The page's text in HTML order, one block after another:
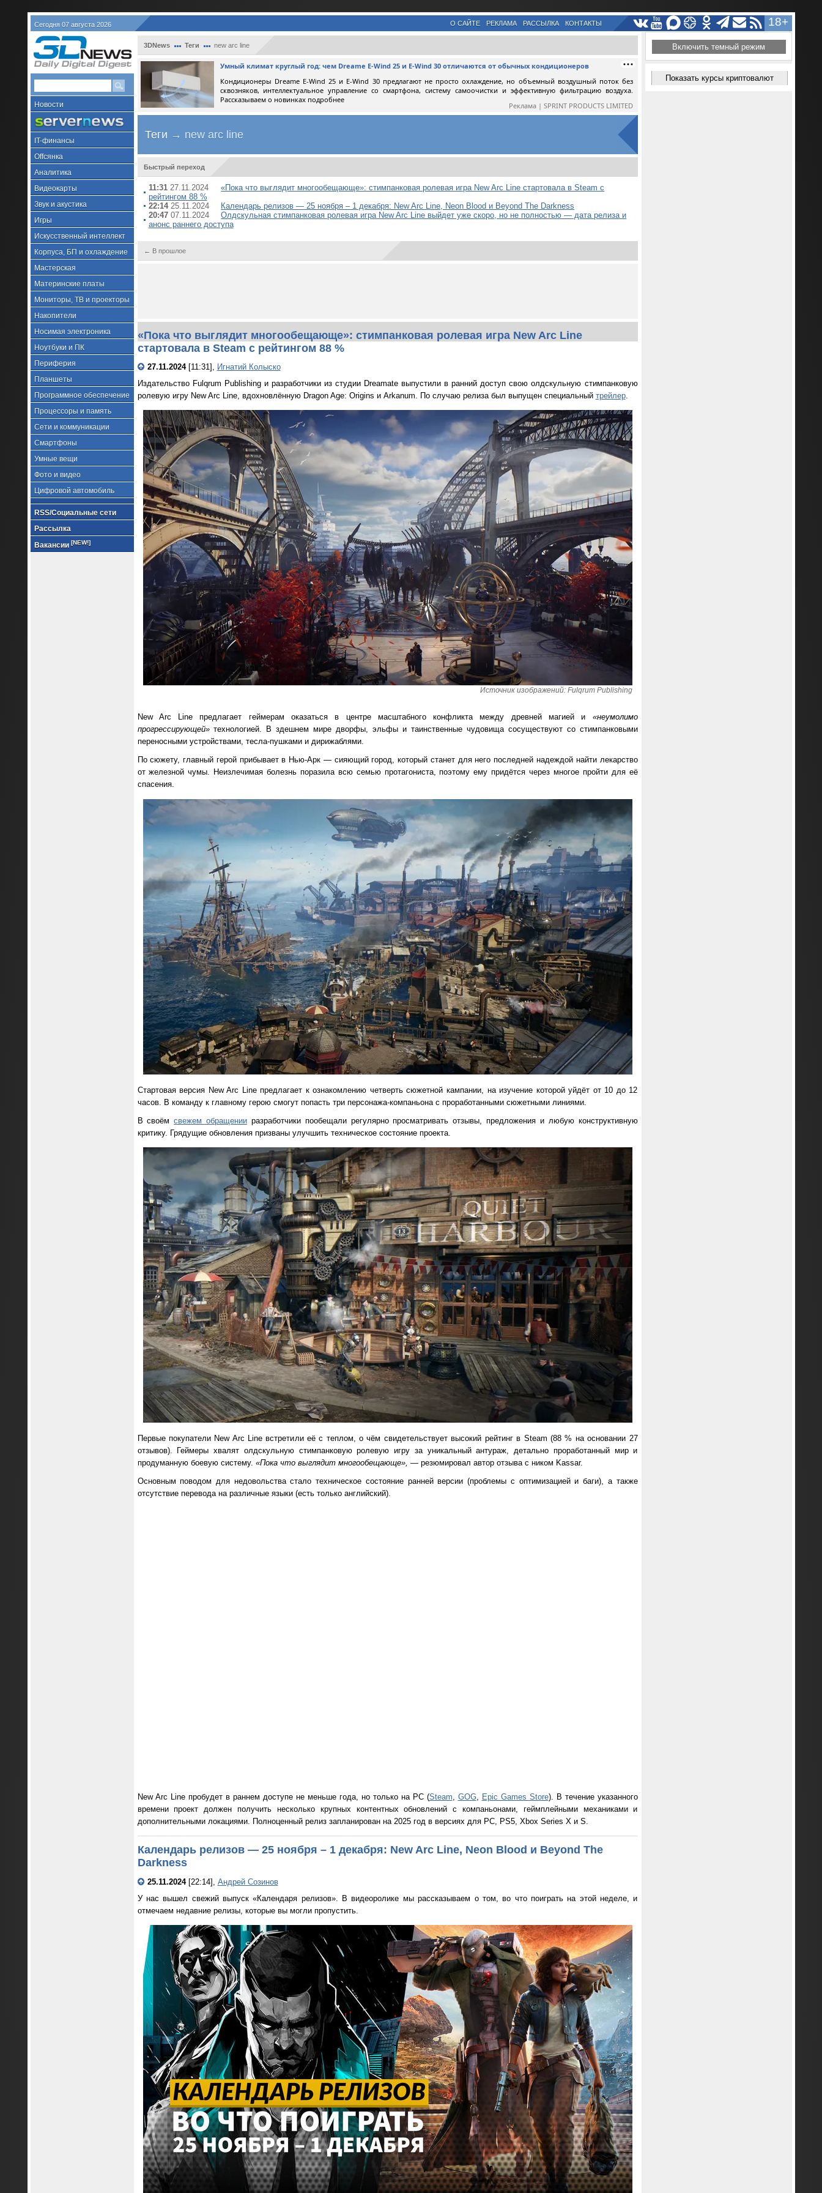
Сегодня 07 августа 2026 18+
О САЙТЕ РЕКЛАМА РАССЫЛКА КОНТАКТЫ
Новости
IT-финансы
Offсянка
Аналитика
Видеокарты
Звук и акустика
Игры
Искусственный интеллект
Корпуса, БП и охлаждение
Мастерская
Материнские платы
Мониторы, ТВ и проекторы
Накопители
Носимая электроника
Ноутбуки и ПК
Периферия
Планшеты
Программное обеспечение
Процессоры и память
Сети и коммуникации
Смартфоны
Умные вещи
Фото и видео
Цифровой автомобиль
RSS/Социальные сети
Рассылка
Вакансии [NEW!]
3DNews Теги new arc line
Умный климат круглый год: чем Dreame E-Wind 25 и E-Wind 30 отличаются от обычных кондиционеров
Кондиционеры Dreame E-Wind 25 и E-Wind 30 предлагают не просто охлаждение, но объемный воздушный поток без
сквозняков, интеллектуальное управление со смартфона, систему самоочистки и эффективную фильтрацию воздуха.
Рассказываем о новинках подробнее
Реклама | SPRINT PRODUCTS LIMITED
Теги → new arc line
Быстрый переход
11:3127.11.2024
«Пока что выглядит многообещающе»: стимпанковая ролевая игра New Arc Line стартовала в Steam с
рейтингом 88 %
22:1425.11.2024
Календарь релизов — 25 ноября – 1 декабря: New Arc Line, Neon Blood и Beyond The Darkness
20:4707.11.2024
Олдскульная стимпанковая ролевая игра New Arc Line выйдет уже скоро, но не полностью — дата релиза и
анонс раннего доступа
← В прошлое
«Пока что выглядит многообещающе»: стимпанковая ролевая игра New Arc Line
стартовала в Steam с рейтингом 88 %
27.11.2024[11:31], Игнатий Колыско
Издательство Fulqrum Publishing и разработчики из студии Dreamate выпустили в ранний доступ свою олдскульную стимпанковую
ролевую игру New Arc Line, вдохновлённую Dragon Age: Origins и Arkanum. По случаю релиза был выпущен специальный трейлер.
Источник изображений: Fulqrum Publishing
New Arc Line предлагает геймерам оказаться в центре масштабного конфликта между древней магией и «неумолимо
прогрессирующей»технологией. В здешнем мире дворфы, эльфы и таинственные чудовища сосуществуют со стимпанковыми
переносными устройствами, тесла-пушками и дирижаблями.
По сюжету, главный герой прибывает в Нью-Арк — сияющий город, который станет для него последней надеждой найти лекарство
от железной чумы. Неизлечимая болезнь поразила всю семью протагониста, поэтому ему придётся через многое пройти для её
спасения.
Стартовая версия New Arc Line предлагает к ознакомлению четверть сюжетной кампании, на изучение которой уйдёт от 10 до 12
часов. В команду к главному герою смогут попасть три персонажа-компаньона с проработанными сюжетными линиями.
В своёмсвежем обращении разработчики пообещали регулярно просматривать отзывы, предложения и любую конструктивную
критику. Грядущие обновления призваны улучшить техническое состояние проекта.
Первые покупатели New Arc Line встретили её с теплом, о чём свидетельствует высокий рейтинг в Steam (88 % на основании 27
отзывов). Геймеры хвалят олдскульную стимпанковую ролевую игру за уникальный антураж, детально проработанный мир и
продуманную боевую систему. «Пока что выглядит многообещающе», — резюмировал автор отзыва с ником Kassar.
Основным поводом для недовольства стало техническое состояние ранней версии (проблемы с оптимизацией и баги), а также
отсутствие перевода на различные языки (есть только английский).
New Arc Line пробудет в раннем доступе не меньше года, но только на PC (Steam, GOG, Epic Games Store). В течение указанного
времени проект должен получить несколько крупных контентных обновлений с компаньонами, геймплейными механиками и
дополнительными локациями. Полноценный релиз запланирован на 2025 год в версиях для PC, PS5, Xbox Series X и S.
Календарь релизов — 25 ноября – 1 декабря: New Arc Line, Neon Blood и Beyond The
Darkness
25.11.2024[22:14], Андрей Созинов
У нас вышел свежий выпуск «Календаря релизов». В видеоролике мы рассказываем о том, во что поиграть на этой неделе, и
отмечаем недавние релизы, которые вы могли пропустить.
Включить темный режим
Показать курсы криптовалют